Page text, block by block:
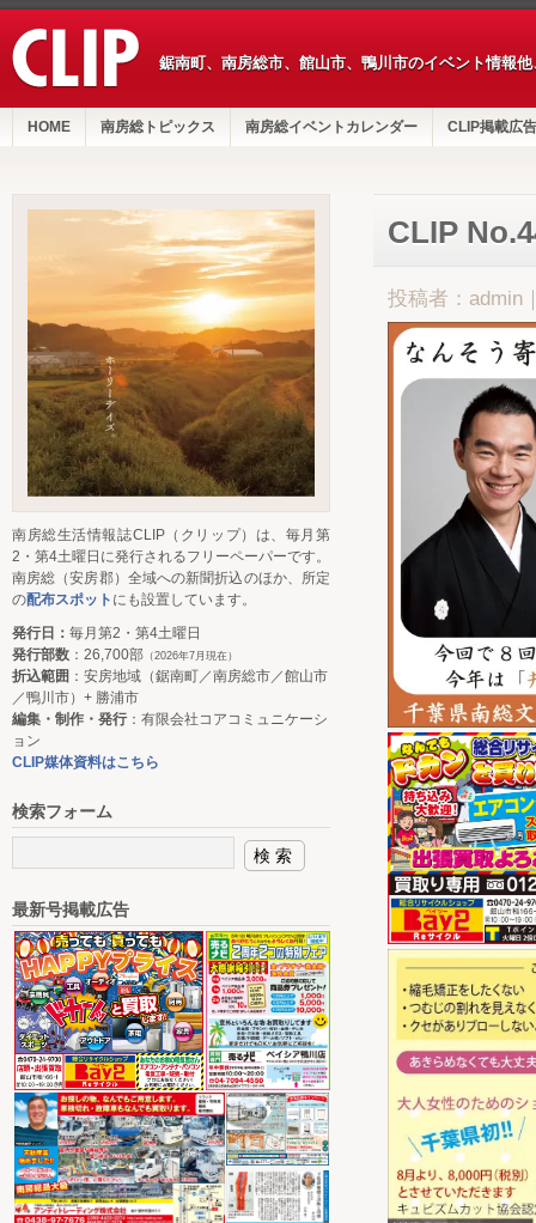
鋸南町、南房総市、館山市、鴨川市のイベント情報
HOME 南房総トピックス 南房総イベントカレンダー CLIP掲載広告
CLIP
投稿者：admin
南房総生活情報誌CLIP（クリップ）は、毎月第
2・第4土曜日に発行されるフリーペーパーです。
南房総（安房郡）全域への新聞折込のほか、所定
の配布スポット にも設置しています。
発行日： 毎月第2・第4土曜日
発行部数 ：26,700部 （2026年7月現在）
折込範囲 ：安房地域（鋸南町／南房総市／館山市
／鴨川市）+ 勝浦市
編集・制作・発行：有限会社コアコミュニケーシ
ョン
CLIP媒体資料はこちら
検索フォーム
最新号掲載広告